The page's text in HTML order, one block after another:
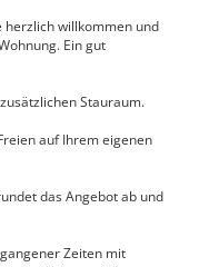
herzlich willkommen und
Ein gut
Stauraum.
auf Ihrem eigenen
das Angebot ab und
Zeiten mit